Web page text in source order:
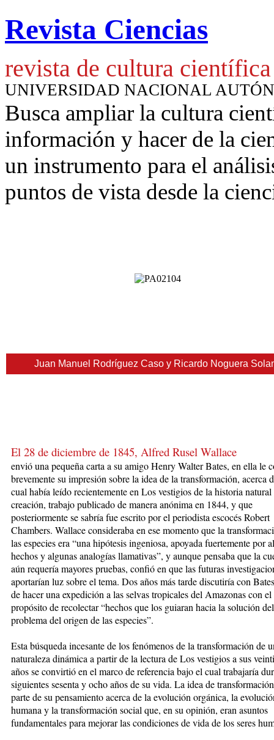
Revista Ciencias
revista de cultura científica
UNIVERSIDAD NACIONAL
Busca ampliar la cultura
información y hacer de la
un instrumento para el
puntos de vista desde la
Juan Manuel Rodríguez Caso y Ricardo Noguera
El 28 de diciembre de 1845, Alfred Rusel Wallace
envióuna pequeña carta a su amigo Henry Walter Bates, en ella le
brevemente su impresión sobre la idea de la transformación, acerca
cual había leído recientemente en Los vestigios de la historia natural
creación, trabajo publicado de manera anónima en 1844, y que
posteriormente se sabría fue escrito por el periodista escocés Robert
Chambers. Wallace consideraba en ese momento que la
las especies era “una hipótesis ingeniosa, apoyada fuertemente por
hechos y algunas analogías llamativas”, y aunque pensaba que la
aún requería mayores pruebas, confió en que las futuras
aportarían luz sobre el tema. Dos años más tarde discutiría con
de hacer una expedición a las selvas tropicales del Amazonas con el
propósito de recolectar “hechos que los guiaran hacia la solución del
problema del origen de las especies”.
Esta búsqueda incesante de los fenómenos de la transformación de
naturaleza dinámica a partir de la lectura de Los vestigios a sus
años se convirtió en el marco de referencia bajo el cual trabajaría
siguientes sesenta y ocho años de su vida. La idea de
parte de su pensamiento acerca de la evolución orgánica, la
humana y la transformación social que, en su opinión, eran asuntos
fundamentales para mejorar las condiciones de vida de los seres